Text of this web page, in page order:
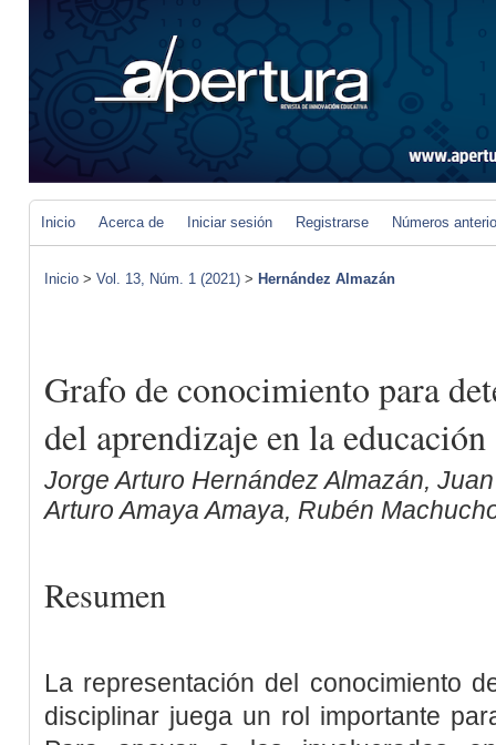
Inicio Acerca de Iniciar sesión Registrarse Números
Inicio > Vol. 13, Núm. 1 (2021) > Hernández Almazán
Grafo de conocimiento para
del aprendizaje en la
Jorge Arturo Hernández Almazán,
Arturo Amaya Amaya, Rubén
Resumen
La representación del conocimiento
disciplinar juega un rol importante